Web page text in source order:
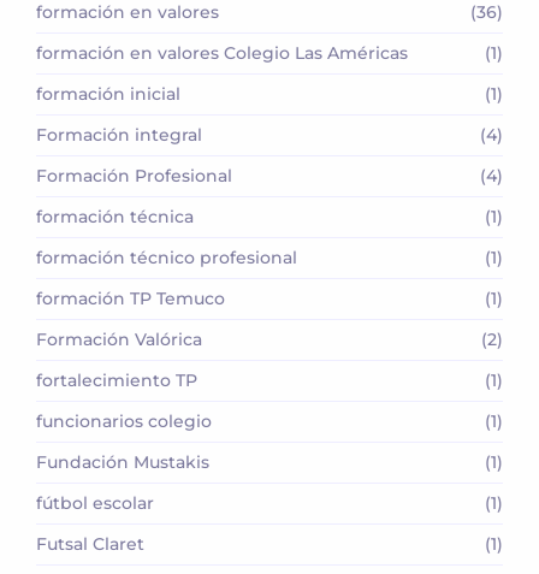
formación en valores
(36)
formación en valores Colegio Las Américas
(1)
formación inicial
(1)
Formación integral
(4)
Formación Profesional
(4)
formación técnica
(1)
formación técnico profesional
(1)
formación TP Temuco
(1)
Formación Valórica
(2)
fortalecimiento TP
(1)
funcionarios colegio
(1)
Fundación Mustakis
(1)
fútbol escolar
(1)
Futsal Claret
(1)